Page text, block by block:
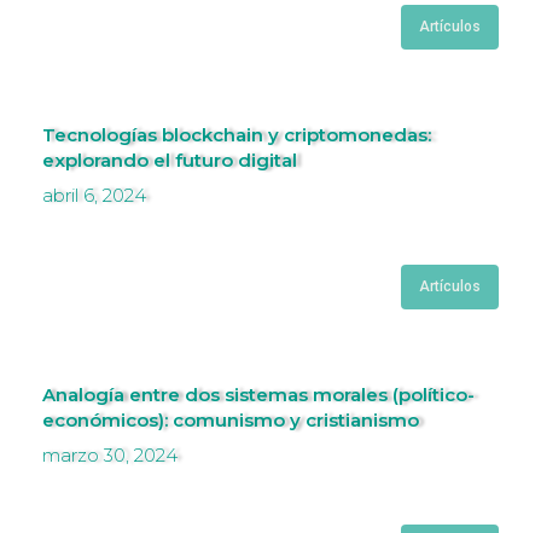
Artículos
Tecnologías blockchain y criptomonedas:
explorando el futuro digital
abril 6, 2024
Artículos
Analogía entre dos sistemas morales (político-
económicos): comunismo y cristianismo
marzo 30, 2024